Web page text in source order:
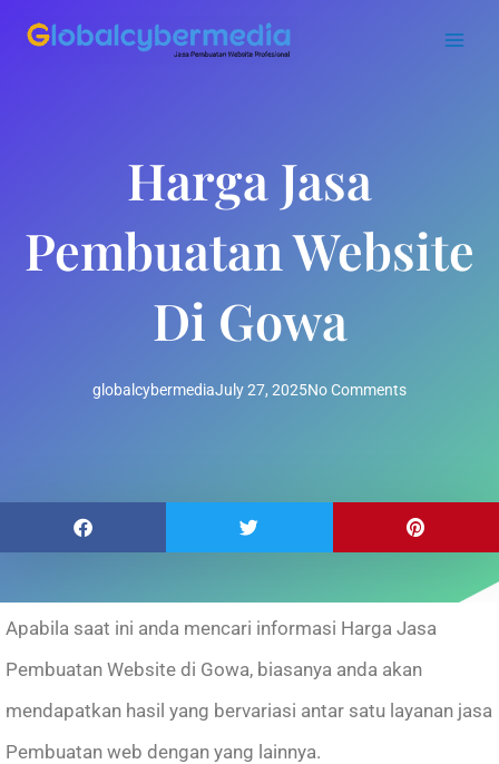
Harga Jasa
Pembuatan Website
Di Gowa
globalcybermediaJuly 27, 2025No Comments
Apabila saat ini anda mencari informasi Harga Jasa
Pembuatan Website di Gowa, biasanya anda akan
mendapatkan hasil yang bervariasi antar satu layanan jasa
Pembuatan web dengan yang lainnya.